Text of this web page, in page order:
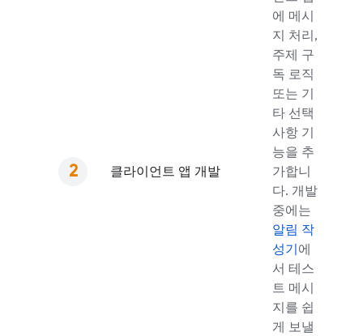
클라이언트 앱 개발
에 메시
지 처리,
주제 구
독 로직
또는 기
타 선택
사항 기
능을 추
가합니
다. 개발
중에는
알림 작
성기 에
서 테스
트 메시
지를 쉽
게 보낼